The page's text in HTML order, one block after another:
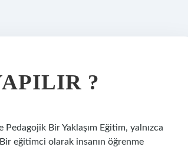
?
Bir Yaklaşım Eğitim, yalnızca
eğitimci olarak insanın öğrenme